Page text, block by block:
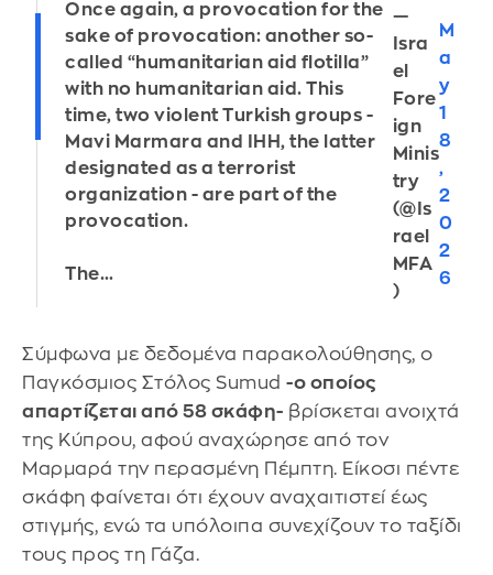
Once again, a provocation for the
sake of provocation: another so-
called “humanitarian aid flotilla”
with no humanitarian aid. This
time, two violent Turkish groups -
Mavi Marmara and IHH, the latter
designated as a terrorist
organization - are part of the
provocation.
The…
—
Isra
el
Fore
ign
Minis
try
(@Is
rael
MFA
)
M
a
y
1
8
,
2
0
2
6
Σύμφωνα με δεδομένα παρακολούθησης, ο
Παγκόσμιος Στόλος Sumud -ο οποίος
απαρτίζεται από 58 σκάφη- βρίσκεται ανοιχτά
της Κύπρου, αφού αναχώρησε από τον
Μαρμαρά την περασμένη Πέμπτη. Είκοσι πέντε
σκάφη φαίνεται ότι έχουν αναχαιτιστεί έως
στιγμής, ενώ τα υπόλοιπα συνεχίζουν το ταξίδι
τους προς τη Γάζα.